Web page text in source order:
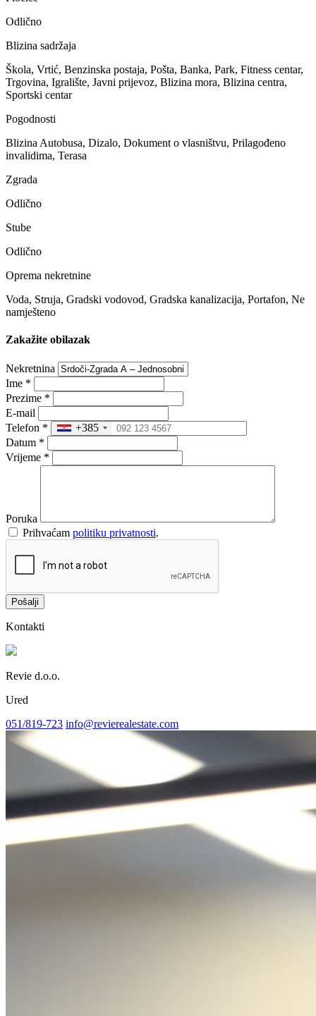
Odlično
Blizina sadržaja
Škola, Vrtić, Benzinska postaja, Pošta, Banka, Park, Fitness centar,
Trgovina, Igralište, Javni prijevoz, Blizina mora, Blizina centra,
Sportski centar
Pogodnosti
Blizina Autobusa, Dizalo, Dokument o vlasništvu, Prilagođeno
invalidima, Terasa
Zgrada
Odlično
Stube
Odlično
Oprema nekretnine
Voda, Struja, Gradski vodovod, Gradska kanalizacija, Portafon, Ne
namješteno
Zakažite obilazak
Nekretnina
Ime *
Prezime *
E-mail
Telefon *
+385
Datum *
Vrijeme *
Poruka
Prihvaćam politiku privatnosti.
Pošalji
Kontakti
Revie d.o.o.
Ured
051/819-723 info@revierealestate.com